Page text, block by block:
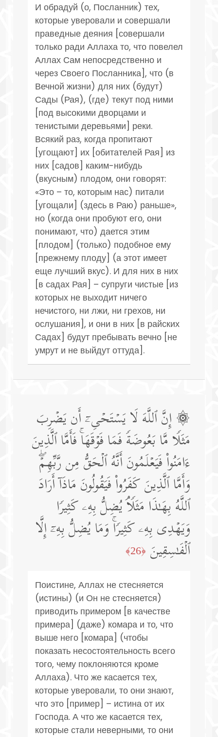
И обрадуй (о, Посланник) тех,
которые уверовали и совершали
праведные деяния [совершали
только ради Аллаха то, что повелел
Аллах Сам непосредственно и
через Своего Посланника], что (в
Вечной жизни) для них (будут)
Сады (Рая), (где) текут под ними
[под высокими дворцами и
тенистыми деревьями] реки.
Всякий раз, когда пропитают
[угощают] их [обитателей Рая] из
них [садов] каким-нибудь
(вкусным) плодом, они говорят:
«Это – то, которым нас) питали
[угощали] (здесь в Раю) раньше»,
но (когда они пробуют его, они
понимают, что) дается этим
[плодом] (только) подобное ему
[прежнему плоду] (а этот имеет
еще лучший вкус). И для них в них
[в садах Рая] – супруги чистые [из
которых не выходит ничего
нечистого, ни лжи, ни грехов, ни
ослушания], и они в них [в райских
Садах] будут пребывать вечно [не
умрут и не выйдут оттуда].
۞ إِنَّ ٱللَّهَ لَا یَسۡتَحۡیِۦۤ أَن یَضۡرِبَ
مَثَلࣰا مَّا بَعُوضَةࣰ فَمَا فَوۡقَهَاۚ فَأَمَّا ٱلَّذِینَ
ءَامَنُوا۟ فَیَعۡلَمُونَ أَنَّهُ ٱلۡحَقُّ مِن رَّبِّهِمۡۖ
وَأَمَّا ٱلَّذِینَ كَفَرُوا۟ فَیَقُولُونَ مَاذَاۤ أَرَادَ
ٱللَّهُ بِهَـٰذَا مَثَلࣰاۘ یُضِلُّ بِهِۦ كَثِیرࣰا
وَیَهۡدِی بِهِۦ كَثِیرࣰاۚ وَمَا یُضِلُّ بِهِۦۤ إِلَّا
ٱلۡفَـٰسِقِینَ ﴿26﴾
Поистине, Аллах не стесняется
(истины) (и Он не стесняется)
приводить примером [в качестве
примера] (даже) комара и то, что
выше него [комара] (чтобы
показать несостоятельность всего
того, чему поклоняются кроме
Аллаха). Что же касается тех,
которые уверовали, то они знают,
что это [пример] – истина от их
Господа. А что же касается тех,
которые стали неверными, то они